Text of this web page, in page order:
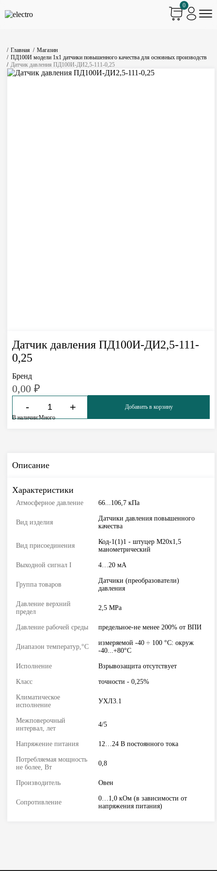
0
Главная
Магазин
ПД100И модели 1х1 датчики повышенного качества для основных производств
Датчик давления ПД100И-ДИ2,5-111-0,25
Датчик давления ПД100И-ДИ2,5-111-
0,25
Бренд
0,00 ₽
-
+
Добавить в корзину
В наличии:Много
Описание
Характеристики
Атмосферное давление 66...106,7 кПа
Вид изделия
Датчики давления повышенного
качества
Вид присоединения
Код-1(1)1 - штуцер М20х1,5
манометрический
Выходной сигнал I 4…20 мА
Группа товаров
Датчики (преобразователи)
давления
Давление верхний
предел
2,5 MPa
Давление рабочей среды предельное-не менее 200% от ВПИ
Диапазон температур,°С
измеряемой -40 ÷ 100 °С: окруж
-40...+80°С
Исполнение Взрывозащита отсутствует
Класс точности - 0,25%
Климатическое
исполнение
УХЛ3.1
Межповерочный
интервал, лет
4/5
Напряжение питания 12…24 В постоянного тока
Потребляемая мощность
не более, Вт
0,8
Производитель Овен
Сопротивление
0…1,0 кОм (в зависимости от
напряжения питания)